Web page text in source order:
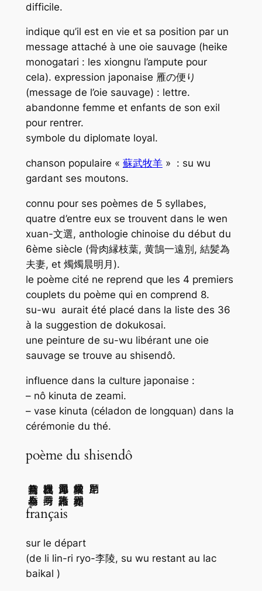
difficile.
indique qu’il est en vie et sa position par un
message attaché à une oie sauvage (heike
monogatari : les xiongnu l’ampute pour
cela). expression japonaise 雁の便り
(message de l’oie sauvage) : lettre.
abandonne femme et enfants de son exil
pour rentrer.
symbole du diplomate loyal.
chanson populaire « 蘇武牧羊» : su wu
gardant ses moutons.
connu pour ses poèmes de 5 syllabes,
quatre d’entre eux se trouvent dans le wen
xuan-文選, anthologie chinoise du début du
6ème siècle (骨肉縁枝葉, 黄鵠一遠別, 結髪為
夫妻, et 燭燭晨明月).
le poème cité ne reprend que les 4 premiers
couplets du poème qui en comprend 8.
su-wu aurait été placé dans la liste des 36
à la suggestion de dokukosai.
une peinture de su-wu libérant une oie
sauvage se trouve au shisendô.
influence dans la culture japonaise :
– nô kinuta de zeami.
– vase kinuta (céladon de longquan) dans la
cérémonie du thé.
poème du shisendô
骨肉縁枝葉 結交亦相因
四海皆兄弟 誰為行路人
况我連枝樹 与子同一身
昔為鴛与鴦 今為参与辰
français
sur le départ
(de li lin-ri ryo-李陵, su wu restant au lac
baikal )